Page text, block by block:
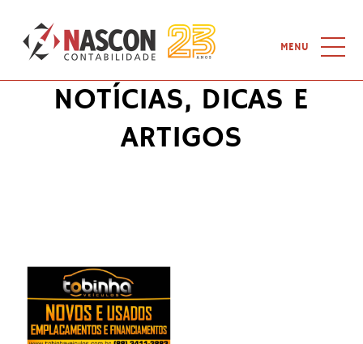
MENU
LINKS
CONTATO
Home - Logos - SERVIÇOS TOBINHA
NOTÍCIAS, DICAS E
ARTIGOS